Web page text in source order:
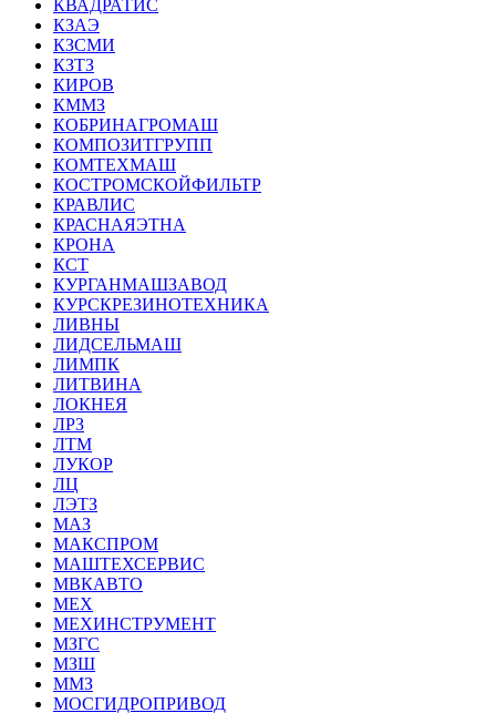
КВАДРАТИС
КЗАЭ
КЗСМИ
КЗТЗ
КИРОВ
КММЗ
КОБРИНАГРОМАШ
КОМПОЗИТГРУПП
КОМТЕХМАШ
КОСТРОМСКОЙФИЛЬТР
КРАВЛИС
КРАСНАЯЭТНА
КРОНА
КСТ
КУРГАНМАШЗАВОД
КУРСКРЕЗИНОТЕХНИКА
ЛИВНЫ
ЛИДСЕЛЬМАШ
ЛИМПК
ЛИТВИНА
ЛОКНЕЯ
ЛРЗ
ЛТМ
ЛУКОР
ЛЦ
ЛЭТЗ
МАЗ
МАКСПРОМ
МАШТЕХСЕРВИС
МВКАВТО
МЕХ
МЕХИНСТРУМЕНТ
МЗГС
МЗШ
ММЗ
МОСГИДРОПРИВОД